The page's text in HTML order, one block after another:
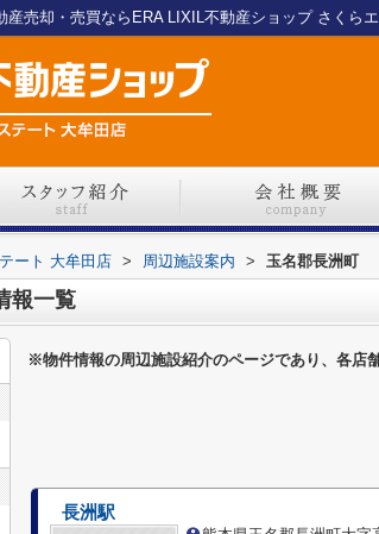
ート 大牟田店 > 周辺施設案内 > 玉名郡長洲町
報一覧
※物件情報の周辺施設紹介のページであり、各店
長洲駅